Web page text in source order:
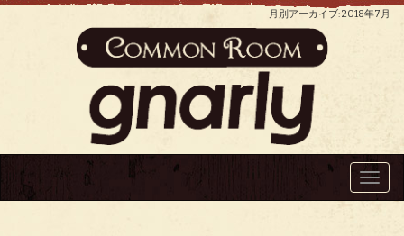
月別アーカイブ: 2018年7月